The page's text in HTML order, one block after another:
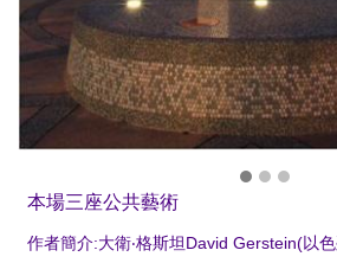
本場三座公共藝術
作者簡介:大衛‧格斯坦David Gerstein(以